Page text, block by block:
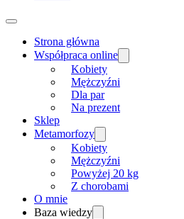
Strona główna
Współpraca online
Kobiety
Mężczyźni
Dla par
Na prezent
Sklep
Metamorfozy
Kobiety
Mężczyźni
Powyżej 20 kg
Z chorobami
O mnie
Baza wiedzy